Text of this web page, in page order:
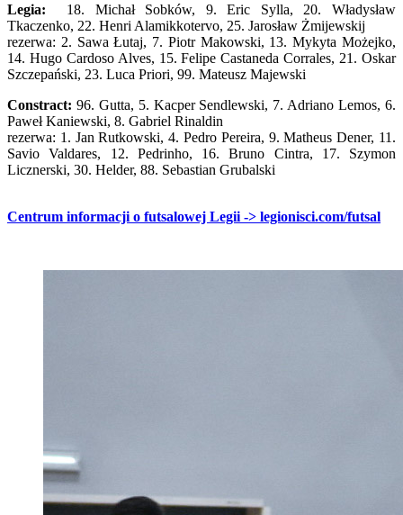
Legia: 18. Michał Sobków, 9. Eric Sylla, 20. Władysław
Tkaczenko, 22. Henri Alamikkotervo, 25. Jarosław Żmijewskij
rezerwa: 2. Sawa Łutaj, 7. Piotr Makowski, 13. Mykyta Możejko,
14. Hugo Cardoso Alves, 15. Felipe Castaneda Corrales, 21. Oskar
Szczepański, 23. Luca Priori, 99. Mateusz Majewski
Constract: 96. Gutta, 5. Kacper Sendlewski, 7. Adriano Lemos, 6.
Paweł Kaniewski, 8. Gabriel Rinaldin
rezerwa: 1. Jan Rutkowski, 4. Pedro Pereira, 9. Matheus Dener, 11.
Savio Valdares, 12. Pedrinho, 16. Bruno Cintra, 17. Szymon
Licznerski, 30. Helder, 88. Sebastian Grubalski
Centrum informacji o futsalowej Legii -> legionisci.com/futsal